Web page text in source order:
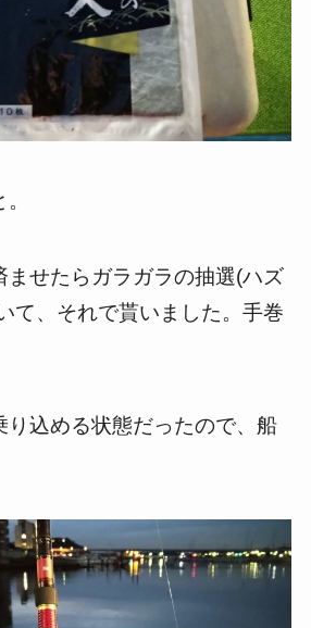
ませたらガラガラの抽選(ハズ
て、それで貰いました。手巻
り込める状態だったので、船